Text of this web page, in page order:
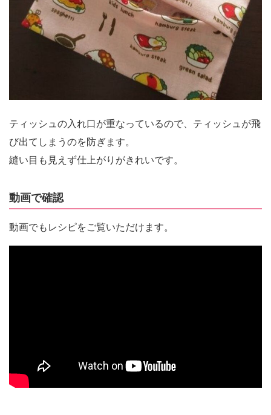
ティッシュの入れ口が重なっているので、ティッシュが飛
び出てしまうのを防ぎます。
縫い目も見えず仕上がりがきれいです。
動画で確認
動画でもレシピをご覧いただけます。